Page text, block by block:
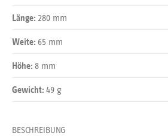
Länge: 280 mm
Weite: 65 mm
Höhe: 8 mm
Gewicht: 49 g
BESCHREIBUNG